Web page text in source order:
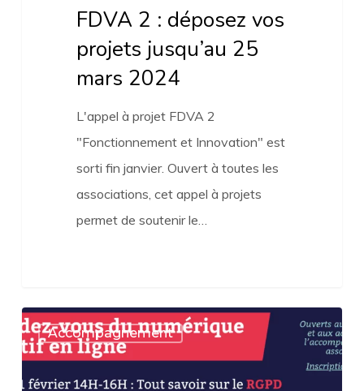
FDVA 2 : déposez vos
projets jusqu’au 25
mars 2024
L'appel à projet FDVA 2
"Fonctionnement et Innovation" est
sorti fin janvier. Ouvert à toutes les
associations, cet appel à projets
permet de soutenir le…
Les
rendez-
Accompagnement